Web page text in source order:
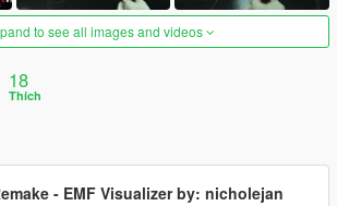
to see all images and videos
18
Thích
- EMF Visualizer by: nicholejan